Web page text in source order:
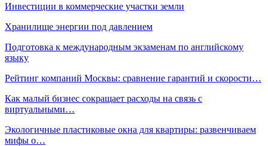
Инвестиции в коммерческие участки земли
Хранилище энергии под давлением
Подготовка к международным экзаменам по английскому
языку
Рейтинг компаний Москвы: сравнение гарантий и скорости…
Как малый бизнес сокращает расходы на связь с
виртуальными…
Экологичные пластиковые окна для квартиры: развенчиваем
мифы о…